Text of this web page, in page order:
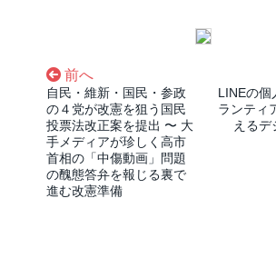
前へ
自民・維新・国民・参政
の４党が改憲を狙う国民
投票法改正案を提出 〜 大
手メディアが珍しく高市
首相の「中傷動画」問題
の醜態答弁を報じる裏で
進む改憲準備
LINEの個
ランティ
えるデ